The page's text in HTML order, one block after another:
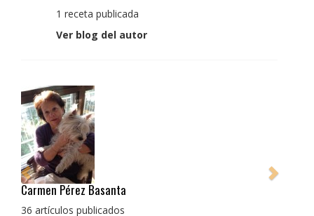
1 receta publicada
Ver blog del autor
Pedro Manuel Collado Cruz
La cocina para mi es producto bien tratado sin